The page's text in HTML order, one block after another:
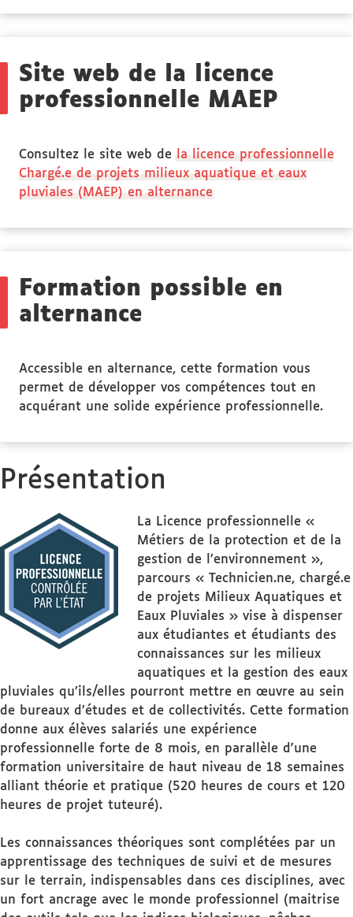
des
Site web de la licence
professionnelle MAEP
Consultez le site web de
la licence professionnelle
Chargé.e de projets milieux aquatique et eaux
pluviales (MAEP) en alternance
Formation possible en
alternance
Accessible en alternance, cette formation vous
permet de développer vos compétences tout en
acquérant une solide expérience professionnelle.
Présentation
La Licence professionnelle «
Métiers de la protection et de la
gestion de l’environnement »,
parcours « Technicien.ne, chargé.e
de projets Milieux Aquatiques et
Eaux Pluviales » vise à dispenser
aux étudiantes et étudiants des
connaissances sur les milieux
aquatiques et la gestion des eaux
pluviales qu’ils/elles pourront mettre en œuvre au sein
de bureaux d’études et de collectivités. Cette formation
donne aux élèves salariés une expérience
professionnelle forte de 8 mois, en parallèle d'une
formation universitaire de haut niveau de 18 semaines
alliant théorie et pratique (520 heures de cours et 120
heures de projet tuteuré).
Les connaissances théoriques sont complétées par un
apprentissage des techniques de suivi et de mesures
sur le terrain, indispensables dans ces disciplines, avec
un fort ancrage avec le monde professionnel (maitrise